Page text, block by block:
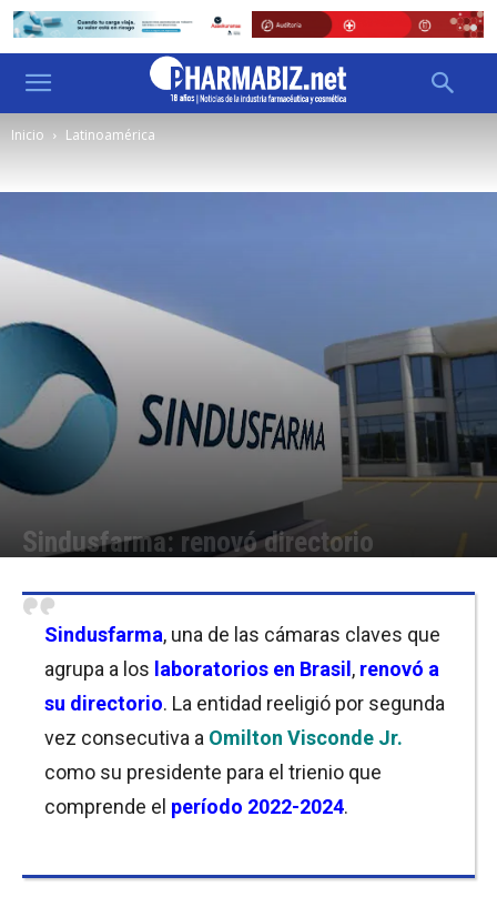
Inicio Latinoamérica
Sindusfarma: renovó directorio
Sindusfarma, una de las cámaras claves que
agrupa a los laboratorios en Brasil , renovó a
su directorio. La entidad reeligió por segunda
vez consecutiva a Omilton Visconde Jr.
como su presidente para el trienio que
comprende el período 2022-2024.